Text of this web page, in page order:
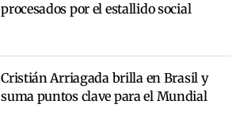
procesados por el estallido social
Cristián Arriagada brilla en Brasil y
suma puntos clave para el Mundial